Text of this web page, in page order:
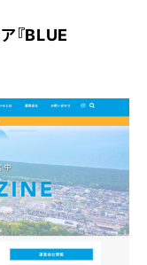
『BLUE